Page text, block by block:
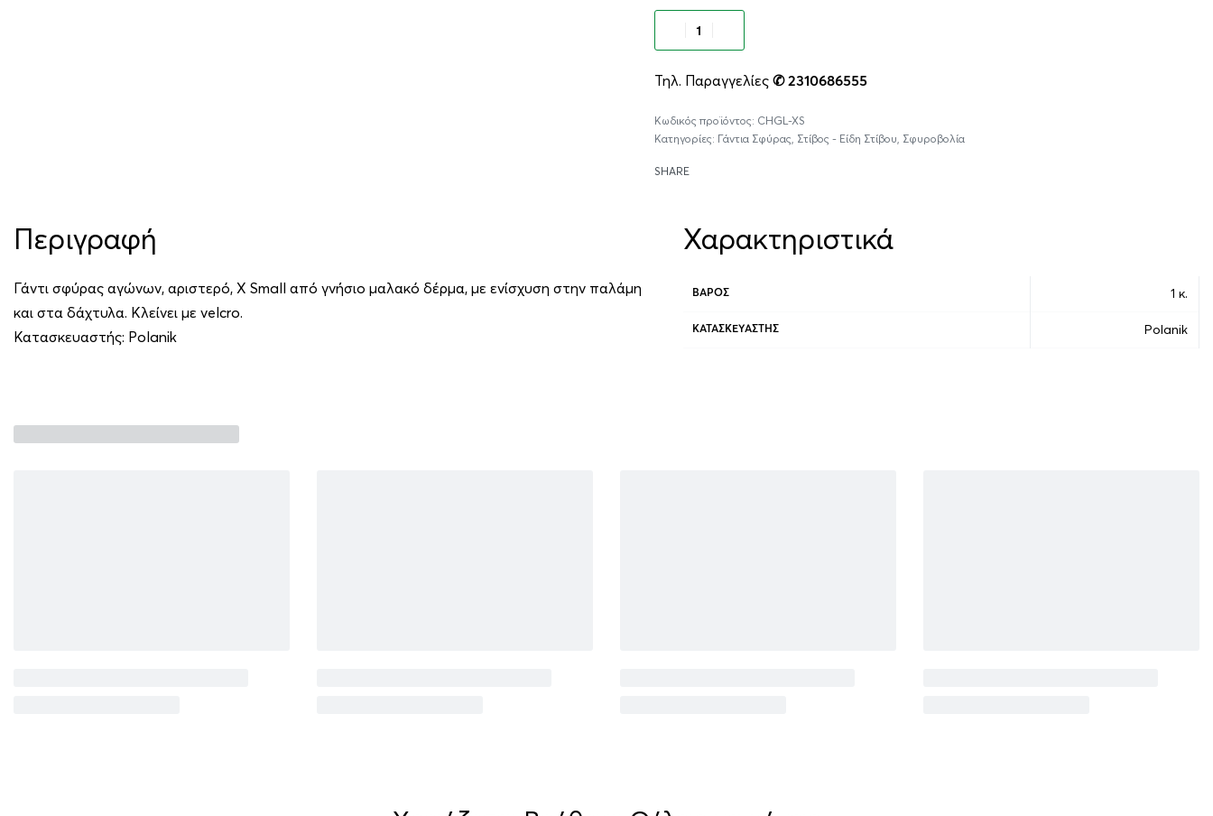
Τηλ. Παραγγελίες ✆ 2310686555
CHGL-XS
Κατηγορίες: Γάντια Σφύρας Στίβος - Είδη Στίβου Σφυροβολία
SHARE
Περιγραφή
Γάντι σφύρας αγώνων, αριστερό, X Small από γνήσιο μαλακό δέρμα, με ενίσχυση στην παλάμη
και στα δάχτυλα. Κλείνει με velcro.
Κατασκευαστής: Polanik
Χαρακτηριστικά
ΒΆΡΟΣ 1 κ.
ΚΑΤΑΣΚΕΥΑΣΤΉΣ Polanik